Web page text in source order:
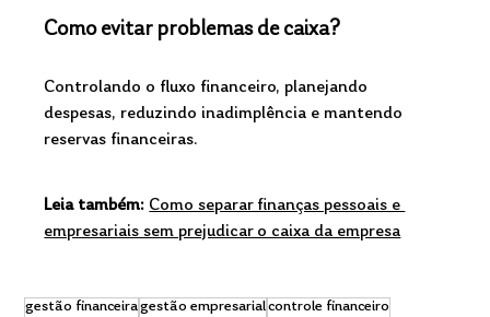
Como evitar problemas de caixa?
Controlando o fluxo financeiro, planejando
despesas, reduzindo inadimplência e mantendo
reservas financeiras.
Leia também: Como separar finanças pessoais e
empresariais sem prejudicar o caixa da empresa
gestão financeiragestão empresarialcontrole financeiro